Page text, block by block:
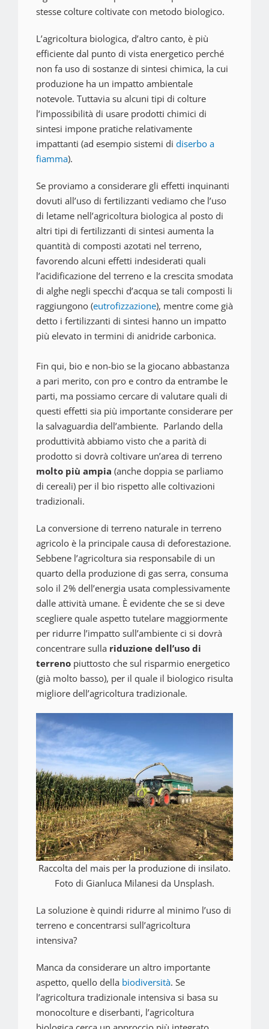
stesse colture coltivate con metodo biologico.
L’agricoltura biologica, d’altro canto, è più
efficiente dal punto di vista energetico perché
non fa uso di sostanze di sintesi chimica, la cui
produzione ha un impatto ambientale
notevole. Tuttavia su alcuni tipi di colture
l’impossibilità di usare prodotti chimici di
sintesi impone pratiche relativamente
impattanti (ad esempio sistemi di diserbo a
fiamma).
Se proviamo a considerare gli effetti inquinanti
dovuti all’uso di fertilizzanti vediamo che l’uso
di letame nell’agricoltura biologica al posto di
altri tipi di fertilizzanti di sintesi aumenta la
quantità di composti azotati nel terreno,
favorendo alcuni effetti indesiderati quali
l’acidificazione del terreno e la crescita smodata
di alghe negli specchi d’acqua se tali composti li
raggiungono (eutrofizzazione), mentre come già
detto i fertilizzanti di sintesi hanno un impatto
più elevato in termini di anidride carbonica.
Fin qui, bio e non-bio se la giocano abbastanza
a pari merito, con pro e contro da entrambe le
parti, ma possiamo cercare di valutare quali di
questi effetti sia più importante considerare per
la salvaguardia dell’ambiente. Parlando della
produttività abbiamo visto che a parità di
prodotto si dovrà coltivare un’area di terreno
molto più ampia (anche doppia se parliamo
di cereali) per il bio rispetto alle coltivazioni
tradizionali.
La conversione di terreno naturale in terreno
agricolo è la principale causa di deforestazione.
Sebbene l’agricoltura sia responsabile di un
quarto della produzione di gas serra, consuma
solo il 2% dell’energia usata complessivamente
dalle attività umane. È evidente che se si deve
scegliere quale aspetto tutelare maggiormente
per ridurre l’impatto sull’ambiente ci si dovrà
concentrare sulla riduzione dell’uso di
terreno piuttosto che sul risparmio energetico
(già molto basso), per il quale il biologico risulta
migliore dell’agricoltura tradizionale.
Raccolta del mais per la produzione di insilato.
Foto di Gianluca Milanesi da Unsplash.
La soluzione è quindi ridurre al minimo l’uso di
terreno e concentrarsi sull’agricoltura
intensiva?
Manca da considerare un altro importante
aspetto, quello della biodiversità. Se
l’agricoltura tradizionale intensiva si basa su
monocolture e diserbanti, l’agricoltura